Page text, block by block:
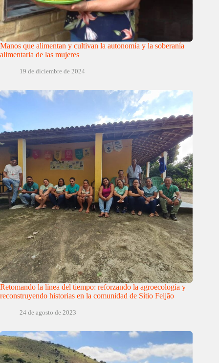
Manos que alimentan y cultivan la autonomía y la soberanía
alimentaria de las mujeres
19 de diciembre de 2024
Retomando la línea del tiempo: reforzando la agroecología y
reconstruyendo historias en la comunidad de Sítio Feijão
24 de agosto de 2023